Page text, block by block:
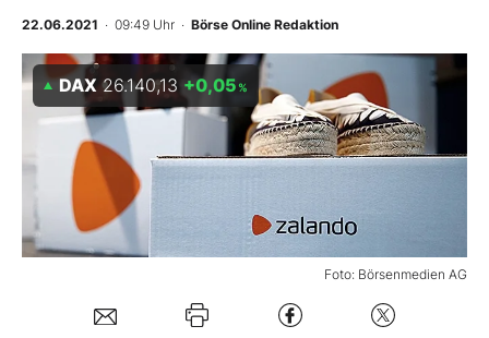
BO-Musterdepots
Experten
Mein B:O
22.06.2021 · 09:49 Uhr · Börse Online Redaktion
Foto: Börsenmedien AG
DAX 26.140,13 +0,05%